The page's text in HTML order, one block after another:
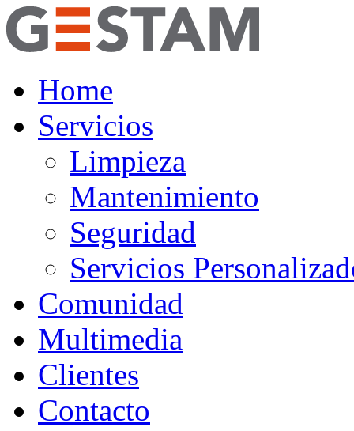
Home
Servicios
Limpieza
Mantenimiento
Seguridad
Servicios
Comunidad
Multimedia
Clientes
Contacto